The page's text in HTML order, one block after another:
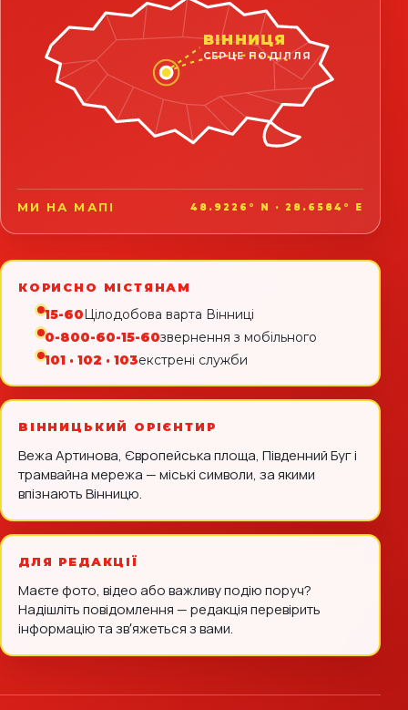
ВІННИЦЯ
СЕРЦЕ ПОДІЛЛЯ
МИ НА МАПІ 48.9226° N · 28.6584° E
КОРИСНО МІСТЯНАМ
15-60Цілодобова варта Вінниці
0-800-60-15-60звернення з мобільного
101 · 102 · 103екстрені служби
ВІННИЦЬКИЙ ОРІЄНТИР
Вежа Артинова, Європейська площа, Південний Буг і
трамвайна мережа — міські символи, за якими
впізнають Вінницю.
ДЛЯ РЕДАКЦІЇ
Маєте фото, відео або важливу подію поруч?
Надішліть повідомлення — редакція перевірить
інформацію та звʼяжеться з вами.